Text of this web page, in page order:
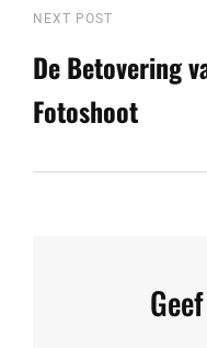
Next
Post
NEXT POST
De Betovering
Fotoshoot